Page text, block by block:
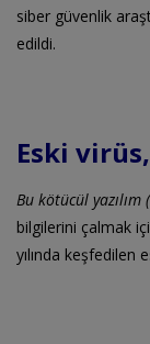
siber güvenlik
edildi.
Eski
Bu kötücül
bilgilerini çalmak
yılında keşfedilen